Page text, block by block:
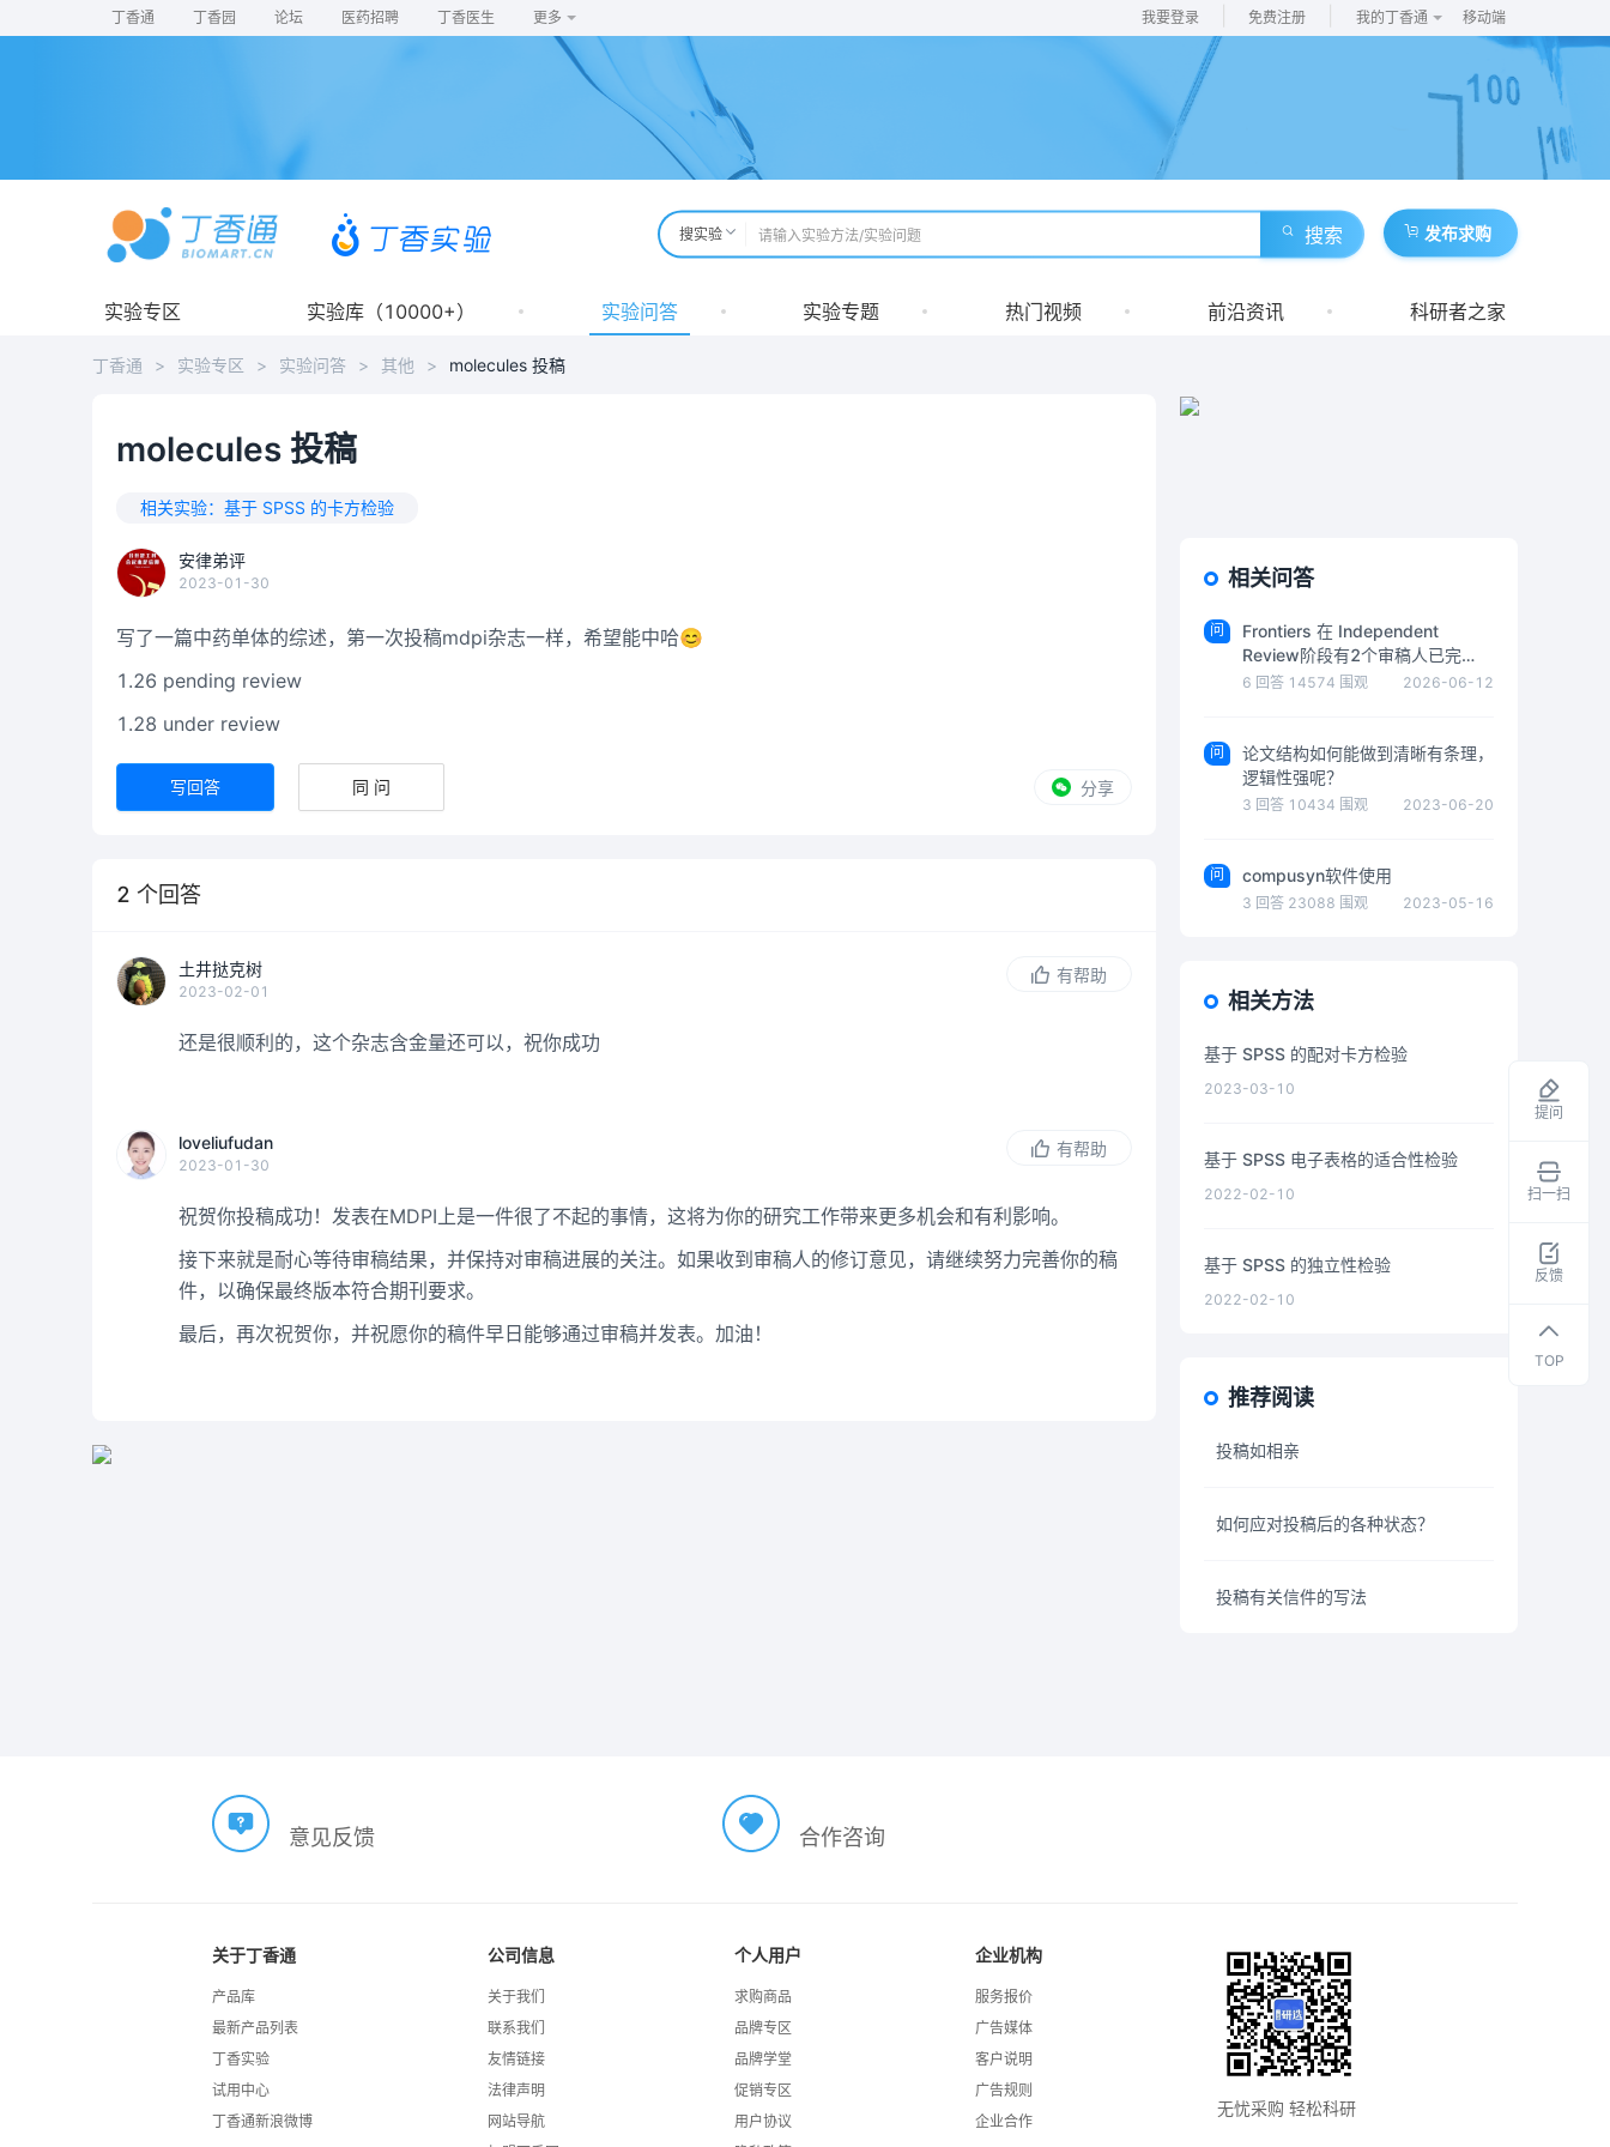
丁香通 丁香园 论坛 医药招聘 丁香医生 更多 我要登录 免费注册 我的丁香通 移动端
搜实验 搜索 发布求购
实验专区 实验库（10000+） 实验问答 实验专题 热门视频 前沿资讯 科研者之家
丁香通 > 实验专区 > 实验问答 > 其他 > molecules 投稿
molecules 投稿
相关实验： 基于 SPSS 的卡方检验
安律弟评
2023-01-30
写了一篇中药单体的综述，第一次投稿mdpi杂志一样，希望能中哈😊
1.26 pending review
1.28 under review
写回答 同 问 分享
2 个回答
土井挞克树
2023-02-01
有帮助
还是很顺利的，这个杂志含金量还可以，祝你成功
loveliufudan
2023-01-30
有帮助
祝贺你投稿成功！发表在MDPI上是一件很了不起的事情，这将为你的研究工作带来更多机会和有利影响。
接下来就是耐心等待审稿结果，并保持对审稿进展的关注。如果收到审稿人的修订意见，请继续努力完善你的稿
件，以确保最终版本符合期刊要求。
最后，再次祝贺你，并祝愿你的稿件早日能够通过审稿并发表。加油！
相关问答
问
Frontiers 在 Independent
Review阶段有2个审稿人已完
成，但是没有是否通过
6 回答 14574 围观 2026-06-12
问
论文结构如何能做到清晰有条理，
逻辑性强呢？
3 回答 10434 围观 2023-06-20
问 compusyn软件使用
3 回答 23088 围观 2023-05-16
相关方法
基于 SPSS 的配对卡方检验
2023-03-10
基于 SPSS 电子表格的适合性检验
2022-02-10
基于 SPSS 的独立性检验
2022-02-10
推荐阅读
投稿如相亲
如何应对投稿后的各种状态？
投稿有关信件的写法
意见反馈 合作咨询
关于丁香通
产品库
最新产品列表
丁香实验
试用中心
丁香通新浪微博
公司信息
关于我们
联系我们
友情链接
法律声明
网站导航
个人用户
求购商品
品牌专区
品牌学堂
促销专区
用户协议
企业机构
服务报价
广告媒体
客户说明
广告规则
企业合作
无忧采购 轻松科研
提问
扫一扫
取
干
资
料
反馈
TOP